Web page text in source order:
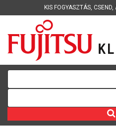
KIS FOGYASZTÁS, CSEND,